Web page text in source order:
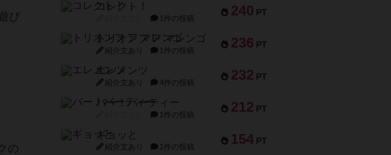
び
の
240 PT
コレクト！
1件の投稿
236 PT
トリオンフ ア マレンゴ
紹介文あり 1件の投稿
232 PT
エレメンツ
紹介文あり 4件の投稿
212 PT
バー！パーティー
1件の投稿
154 PT
ギョッと
紹介文あり 1件の投稿